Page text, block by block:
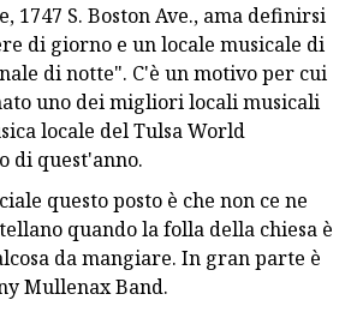
1747 S. Boston Ave., ama definirsi
di giorno e un locale musicale di
di notte". C'è un motivo per cui
uno dei migliori locali musicali
locale del Tulsa World
di quest'anno.
questo posto è che non ce ne
quando la folla della chiesa è
da mangiare. In gran parte è
Mullenax Band.